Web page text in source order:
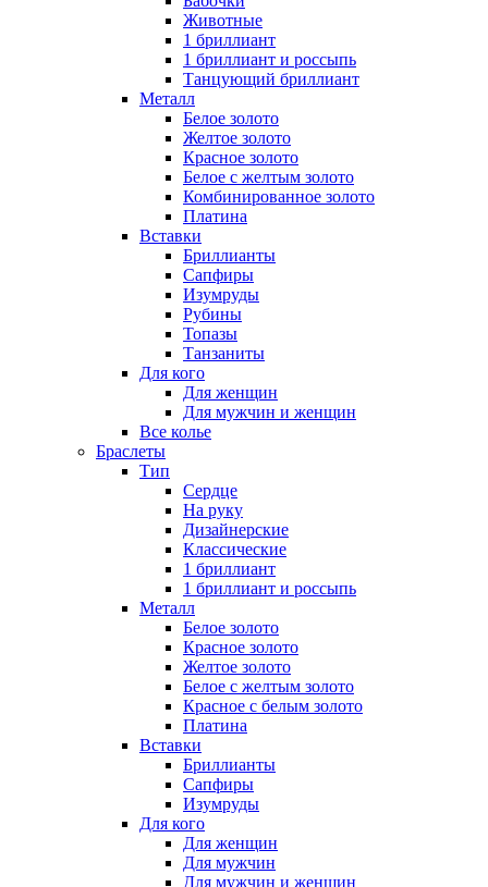
Животные
1 бриллиант
1 бриллиант и россыпь
Танцующий бриллиант
Металл
Белое золото
Желтое золото
Красное золото
Белое с желтым золото
Комбинированное золото
Платина
Вставки
Бриллианты
Сапфиры
Изумруды
Рубины
Топазы
Танзаниты
Для кого
Для женщин
Для мужчин и женщин
Все колье
Браслеты
Тип
Сердце
На руку
Дизайнерские
Классические
1 бриллиант
1 бриллиант и россыпь
Металл
Белое золото
Красное золото
Желтое золото
Белое с желтым золото
Красное с белым золото
Платина
Вставки
Бриллианты
Сапфиры
Изумруды
Для кого
Для женщин
Для мужчин
Для мужчин и женщин